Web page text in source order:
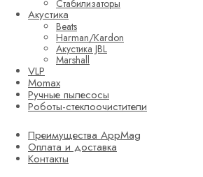
Стабилизаторы
Акустика
Beats
Harman/Kardon
Акустика JBL
Marshall
VLP
Momax
Ручные пылесосы
Роботы-стеклоочистители
Преимущества AppMag
Оплата и доставка
Контакты